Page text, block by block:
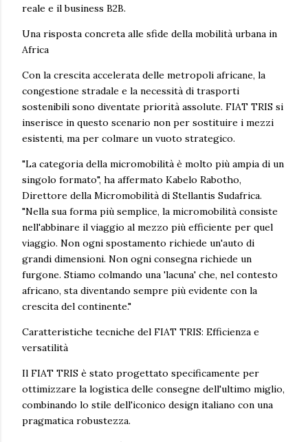
reale e il business B2B.
Una risposta concreta alle sfide della mobilità urbana in
Africa
Con la crescita accelerata delle metropoli africane, la
congestione stradale e la necessità di trasporti
sostenibili sono diventate priorità assolute. FIAT TRIS si
inserisce in questo scenario non per sostituire i mezzi
esistenti, ma per colmare un vuoto strategico.
"La categoria della micromobilità è molto più ampia di un
singolo formato", ha affermato Kabelo Rabotho,
Direttore della Micromobilità di Stellantis Sudafrica.
"Nella sua forma più semplice, la micromobilità consiste
nell'abbinare il viaggio al mezzo più efficiente per quel
viaggio. Non ogni spostamento richiede un'auto di
grandi dimensioni. Non ogni consegna richiede un
furgone. Stiamo colmando una 'lacuna' che, nel contesto
africano, sta diventando sempre più evidente con la
crescita del continente."
Caratteristiche tecniche del FIAT TRIS: Efficienza e
versatilità
Il FIAT TRIS è stato progettato specificamente per
ottimizzare la logistica delle consegne dell'ultimo miglio,
combinando lo stile dell'iconico design italiano con una
pragmatica robustezza.